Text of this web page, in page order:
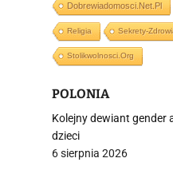
Dobrewiadomosci.net.pl
Religia Sekrety-
Stolikwolnosci.org
POLONIA
Kolejny dewiant gender
dzieci
6 sierpnia 2026